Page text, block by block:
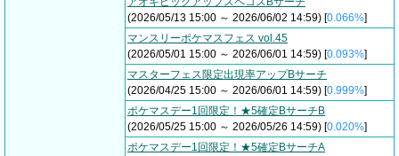
(2026/05/13 15:00 ～ 2026/06/02 14:59) [0.066%]
マンスリーポケマスフェス vol.45
(2026/05/01 15:00 ～ 2026/06/01 14:59) [0.093%]
マスターフェス限定出現率アップBサーチ
(2026/04/25 15:00 ～ 2026/06/01 14:59) [0.999%]
ポケマスデー1回限定！★5確定BサーチB
(2026/05/25 15:00 ～ 2026/05/26 14:59) [0.020%]
ポケマスデー1回限定！★5確定BサーチA